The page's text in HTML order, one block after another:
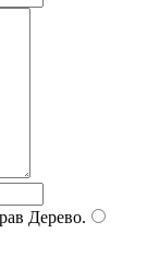
Дерево.